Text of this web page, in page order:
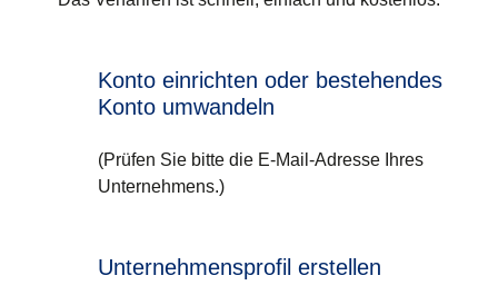
Konto einrichten oder bestehendes
Konto umwandeln
(Prüfen Sie bitte die E-Mail-Adresse Ihres
Unternehmens.)
Unternehmensprofil erstellen